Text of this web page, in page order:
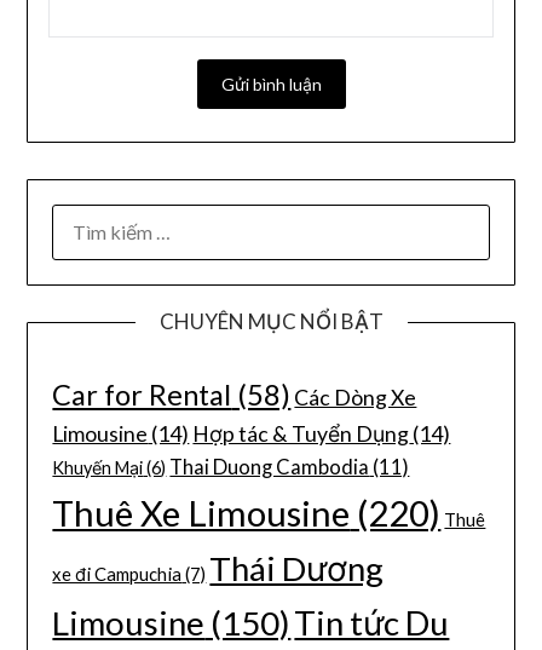
CHUYÊN MỤC NỔI BẬT
Car for Rental (58) Các Dòng Xe
Limousine (14) Hợp tác & Tuyển Dụng(14)
Khuyến Mại(6) Thai Duong Cambodia (11)
Thuê Xe Limousine (220) Thuê
xe đi Campuchia(7) Thái Dương
Limousine (150)Tin tức Du